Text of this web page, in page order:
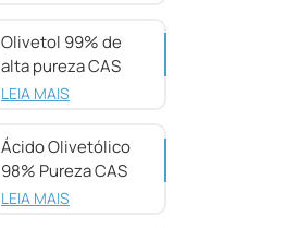
Olivetol 99% de
alta pureza CAS
500-66-3
LEIA MAIS
Ácido Olivetólico
98% Pureza CAS
491-72-5
LEIA MAIS